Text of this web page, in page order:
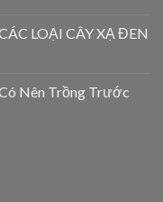
LOẠI CÂY XẠ ĐEN
Nên Trồng Trước